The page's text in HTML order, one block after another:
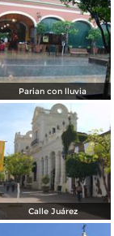
Parian con lluvia
Calle Juárez